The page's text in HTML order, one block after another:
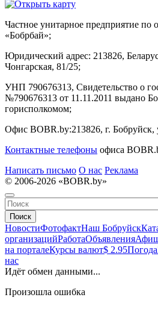
Частное унитарное предприятие по
«Бобрбай»;
Юридический адрес: 213826,
Чонгарская, 81/25;
УНП 790676313, Свидетельство о
№790676313 от 11.11.2011 выдано
горисполкомом;
Офис BOBR.by:213826, г.
Контактные телефоны офиса
Написать письмо О нас Реклама
© 2006-2026 «BOBR.by»
Поиск
НовостиФотофактНаш Бобруйск
организацийРаботаОбъявления
на порталеКурсы валют$ 2.95Погода
нас
Идёт обмен данными...
Произошла ошибка